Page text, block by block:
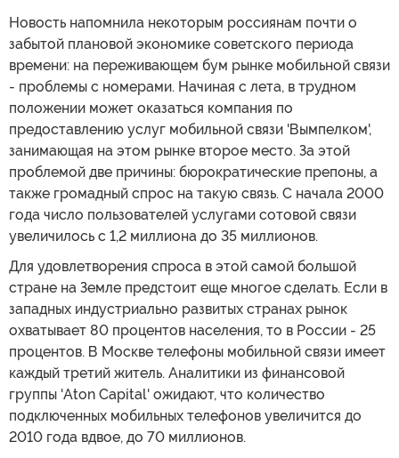
Новость напомнила некоторым россиянам почти о
забытой плановой экономике советского периода
времени: на переживающем бум рынке мобильной связи
- проблемы с номерами. Начиная с лета, в трудном
положении может оказаться компания по
предоставлению услуг мобильной связи 'Вымпелком',
занимающая на этом рынке второе место. За этой
проблемой две причины: бюрократические препоны, а
также громадный спрос на такую связь. С начала 2000
года число пользователей услугами сотовой связи
увеличилось с 1,2 миллиона до 35 миллионов.
Для удовлетворения спроса в этой самой большой
стране на Земле предстоит еще многое сделать. Если в
западных индустриально развитых странах рынок
охватывает 80 процентов населения, то в России - 25
процентов. В Москве телефоны мобильной связи имеет
каждый третий житель. Аналитики из финансовой
группы 'Aton Capital' ожидают, что количество
подключенных мобильных телефонов увеличится до
2010 года вдвое, до 70 миллионов.